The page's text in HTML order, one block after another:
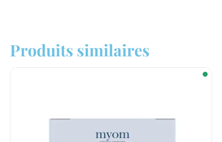
Produits similaires